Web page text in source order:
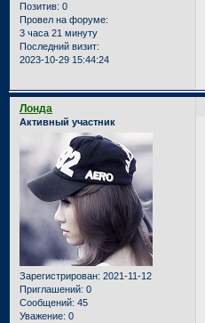
Позитив: 0
Провел на форуме:
3 часа 21 минуту
Последний визит:
2023-10-29 15:44:24
Лонда
Активный участник
Зарегистрирован: 2021-11-12
Приглашений: 0
Сообщений: 45
Уважение: 0